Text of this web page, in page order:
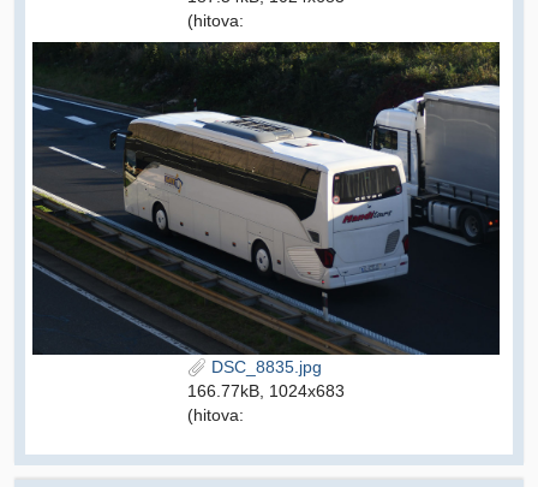
(hitova:
DSC_8835.jpg
166.77kB, 1024x683
(hitova: